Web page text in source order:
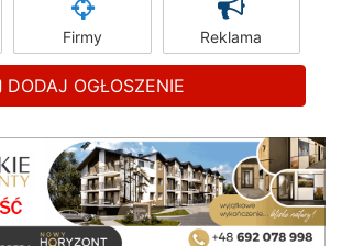
Firmy Reklama
DODAJ OGŁOSZENIE